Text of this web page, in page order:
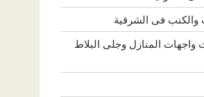
والكنب فى الشرقية
المنازل وجلى البلاط